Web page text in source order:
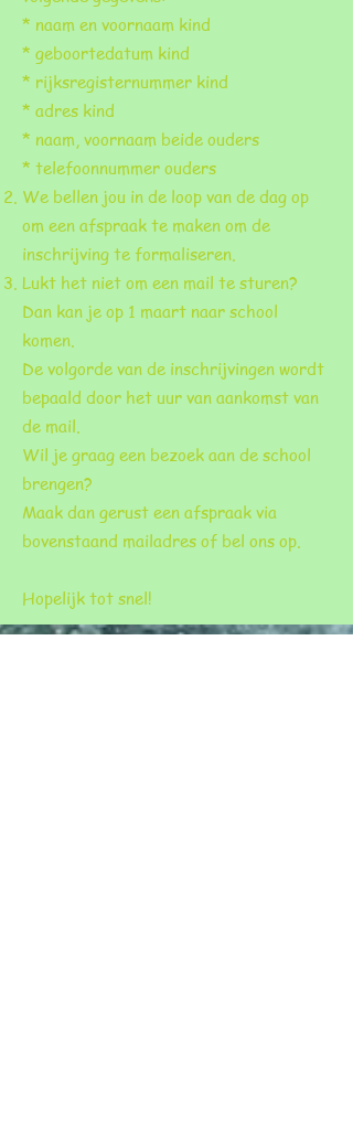
* naam en voornaam kind
* geboortedatum kind
* rijksregisternummer kind
* adres kind
* naam, voornaam beide ouders
* telefoonnummer ouders
We bellen jou in de loop van de dag op
om een afspraak te maken om de
inschrijving te formaliseren.
Lukt het niet om een mail te sturen?
Dan kan je op 1 maart naar school
komen.
De volgorde van de inschrijvingen wordt
bepaald door het uur van aankomst van
de mail.
Wil je graag een bezoek aan de school
brengen?
Maak dan gerust een afspraak via
bovenstaand mailadres of bel ons op.
Hopelijk tot snel!